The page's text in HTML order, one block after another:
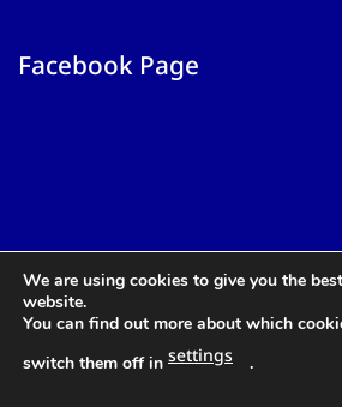
Facebook Page
We are using cookies to give you the
website.
You can find out more about which
switch them off in settings .